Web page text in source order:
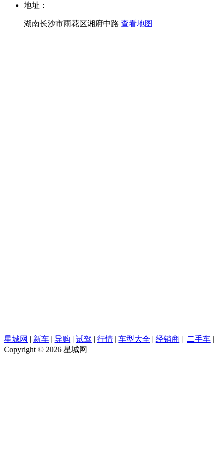
地址：
湖南长沙市雨花区湘府中路 查看地图
星城网 | 新车 | 导购 | 试驾 | 行情 | 车型大全 | 经销商 | 二手车 |
Copyright © 2026 星城网